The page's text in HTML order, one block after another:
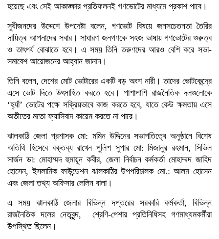
হয়েছে এবং সেই আকাঙ্ক্ষার প্রতিফলনই গণভোটের মাধ্যমে প্রকাশ পাবে।
সুধীজনদের উদ্দেশে উপদেষ্টা বলেন, গণভোট বিষয়ে জনসচেতনতা তৈরির
দায়িত্ব আপনাদের সবার। সাধারণ জনগণকে সহজ ভাষায় গণভোটের গুরুত্ব
ও তাৎপর্য বোঝাতে হবে। এ সময় তিনি তরুণদের আরও বেশি করে সভা-
সমাবেশ আয়োজনের আহ্বান জানান।
তিনি বলেন, দেশের মোট ভোটারের একটি বড় অংশ নারী। তাদের ভোটকেন্দ্রে
এসে ভোট দিতে উৎসাহিত করতে হবে। পাশাপাশি রাজনৈতিক দলগুলোকে
‘হ্যাঁ’ ভোটের পক্ষে সক্রিয়ভাবে কাজ করতে হবে, যাতে কেউ ক্ষমতায় এসে
অতীতের মতো ফ্যাসিবাদ কায়েম করতে না পারে।
ঝালকাঠি জেলা প্রশাসক মো: মমিন উদ্দিনের সভাপতিত্বে অনুষ্ঠানে বিশেষ
অতিথি হিসেবে বক্তব্য রাখেন পুলিশ সুপার মো: মিজানুর রহমান, সিভিল
সার্জন ডা: মোহাম্মদ হুমায়ূন কবীর, জেলা নির্বাচন কর্মকর্তা মোহাম্মদ জাহিদ
হোসেন, ইসলামিক ফাউন্ডেশন ঝালকাঠির উপপরিচালক মো.: আলম হোসেন
এবং জেলা তথ্য অফিসার লেলিন বালা।
এ সময় ঝালকাঠি জেলার বিভিন্ন দপ্তরের সরকারি কর্মকর্তা, বিভিন্ন
রাজনৈতিক দলের নেতৃবৃন্দ, শ্রেণি-পেশার প্রতিনিধিসহ গণমাধ্যমকর্মীরা
উপস্থিত ছিলেন।